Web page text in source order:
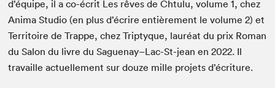
d’équipe, il a co-écrit Les rêves de Chtulu, volume 1, chez
Anima Studio (en plus d’écrire entièrement le volume 2) et
Territoire de Trappe, chez Triptyque, lauréat du prix Roman
du Salon du livre du Saguenay–Lac-St-jean en 2022. Il
travaille actuellement sur douze mille projets d’écriture.